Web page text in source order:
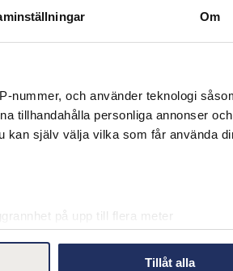
Om
nummer, och använder teknologi
tillhandahålla personliga annonser
kan själv välja vilka som får använda
på upp till flera meter
preferenser i
detaljsektionen. Du kan
Tillåt alla
och bank- och finanssektorn. Min
de utmaningar de står inför. Jag är
breda nätverk och min djupa
Industri 6 år i rad. Jurek brinner för